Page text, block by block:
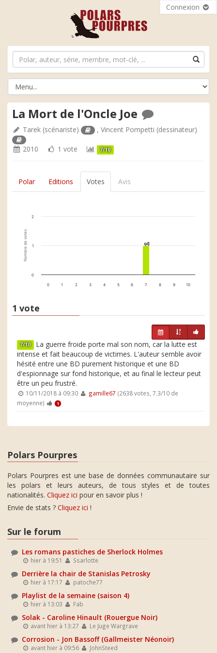
Connexion
La Mort de l'Oncle Joe
Tarek (scénariste) ,Vincent Pompetti (dessinateur)
2010 1 vote 7/10
Polar Editions Votes Avis
Nombre de votes 1
1
0 1 2 3 4 5 6 7 8 9 10
0
1
2
1 vote
7/10 La guerre froide porte mal son nom, car la lutte est
intense et fait beaucoup de victimes. L'auteur semble avoir
hésité entre une BD purement historique et une BD
d'espionnage sur fond historique, et au final le lecteur peut
être un peu frustré.
10/11/2018 à 09:30 gamille67 (2638 votes, 7.3/10 de
moyenne)
1
Polars Pourpres
Polars Pourpres est une base de données communautaire sur
les polars et leurs auteurs, de tous styles et de toutes
nationalités. Cliquez ici pour en savoir plus !
Envie de stats ? Cliquez ici !
Sur le forum
Les romans pastiches de Sherlock Holmes
hier à 19:51 Ssarlotte
Derrière la chair de Stanislas Petrosky
hier à 17:17 patoche77
Playlist de la semaine (saison 4)
hier à 13:03 Fab
Solak - Caroline Hinault (Rouergue Noir)
avant hier à 13:27 Le Juge Wargrave
Corrosion - Jon Bassoff (Gallmeister Néonoir)
avant hier à 09:56 JohnSteed